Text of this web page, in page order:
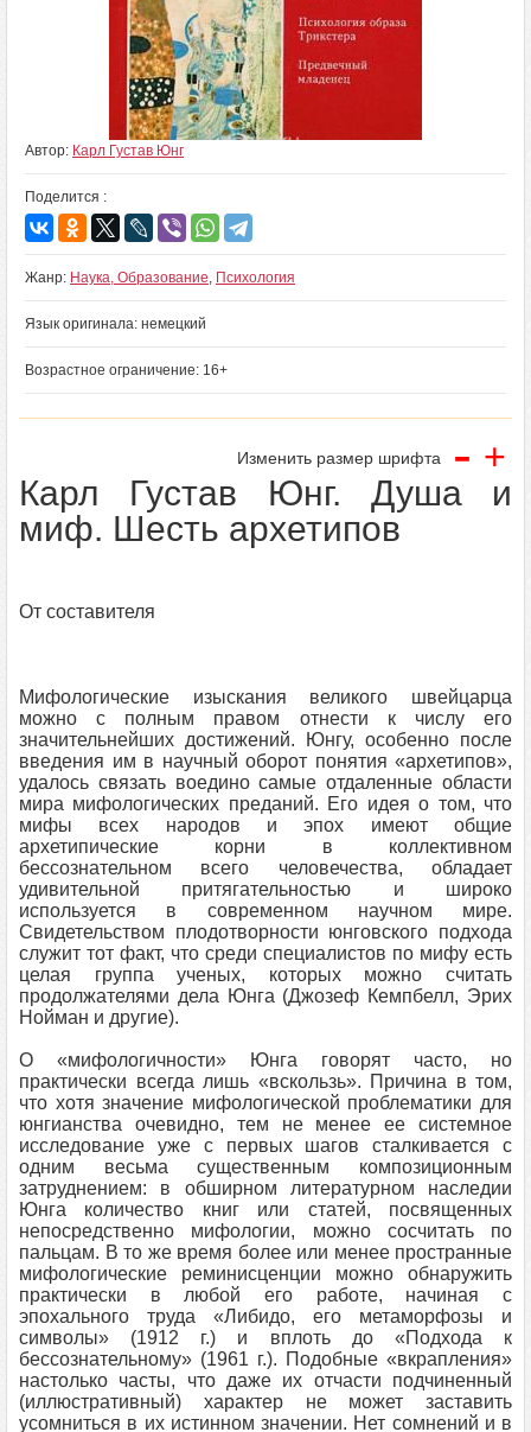
Автор: Карл Густав Юнг
Поделится :
Жанр: Наука, Образование, Психология
Язык оригинала: немецкий
Возрастное ограничение: 16+
Изменить размер шрифта - +
Карл Густав Юнг. Душа и
миф. Шесть архетипов
От составителя
Мифологические изыскания великого швейцарца
можно с полным правом отнести к числу его
значительнейших достижений. Юнгу, особенно после
введения им в научный оборот понятия «архетипов»,
удалось связать воедино самые отдаленные области
мира мифологических преданий. Его идея о том, что
мифы всех народов и эпох имеют общие
архетипические корни в коллективном
бессознательном всего человечества, обладает
удивительной притягательностью и широко
используется в современном научном мире.
Свидетельством плодотворности юнговского подхода
служит тот факт, что среди специалистов по мифу есть
целая группа ученых, которых можно считать
продолжателями дела Юнга (Джозеф Кемпбелл, Эрих
Нойман и другие).
О «мифологичности» Юнга говорят часто, но
практически всегда лишь «вскользь». Причина в том,
что хотя значение мифологической проблематики для
юнгианства очевидно, тем не менее ее системное
исследование уже с первых шагов сталкивается с
одним весьма существенным композиционным
затруднением: в обширном литературном наследии
Юнга количество книг или статей, посвященных
непосредственно мифологии, можно сосчитать по
пальцам. В то же время более или менее пространные
мифологические реминисценции можно обнаружить
практически в любой его работе, начиная с
эпохального труда «Либидо, его метаморфозы и
символы» (1912 г.) и вплоть до «Подхода к
бессознательному» (1961 г.). Подобные «вкрапления»
настолько часты, что даже их отчасти подчиненный
(иллюстративный) характер не может заставить
усомниться в их истинном значении. Нет сомнений и в